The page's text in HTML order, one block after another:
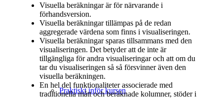
Praktiskt inför kursen
Visuella beräkningar är för närvarande i
förhandsversion.
Visuella beräkningar tillämpas på de redan
aggregerade värdena som finns i visualiseringen.
Visuella beräkningar sparas tillsammans med den
visualiseringen. Det betyder att de inte är
tillgängliga för andra visualiseringar och att om du
tar du visualiseringen så så försvinner även den
visuella beräkningen.
En hel del funktionaliteter associerade med
traditionella mått och beräknade kolumner, stöder i